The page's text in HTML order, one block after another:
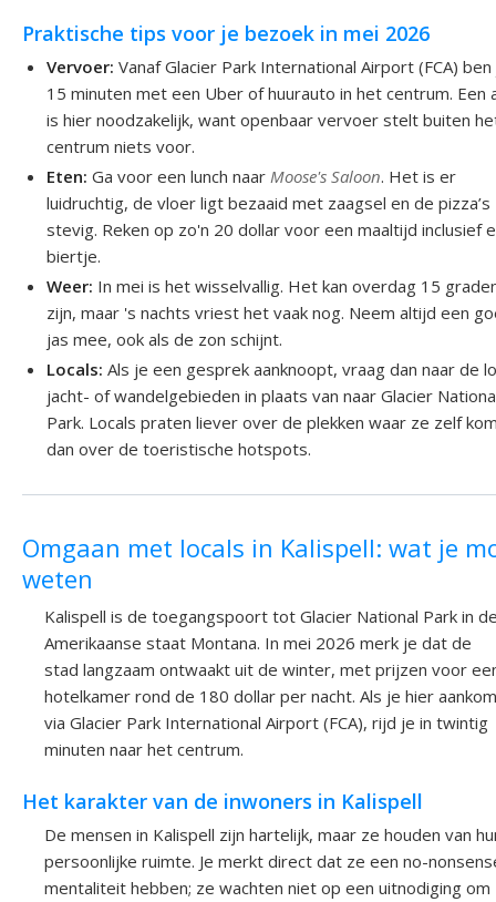
Praktische tips voor je bezoek in mei 2026
Vervoer: Vanaf Glacier Park International Airport (FCA)
15 minuten met een Uber of huurauto in het centrum. Een
is hier noodzakelijk, want openbaar vervoer stelt buiten
centrum niets voor.
Eten: Ga voor een lunch naar Moose's Saloon. Het is er
luidruchtig, de vloer ligt bezaaid met zaagsel en de pizza’s
stevig. Reken op zo'n 20 dollar voor een maaltijd inclusief
biertje.
Weer: In mei is het wisselvallig. Het kan overdag 15
zijn, maar 's nachts vriest het vaak nog. Neem altijd een
jas mee, ook als de zon schijnt.
Locals: Als je een gesprek aanknoopt, vraag dan naar de
jacht- of wandelgebieden in plaats van naar Glacier
Park. Locals praten liever over de plekken waar ze zelf
dan over de toeristische hotspots.
Omgaan met locals in Kalispell: wat je
weten
Kalispell is de toegangspoort tot Glacier National Park in
Amerikaanse staat Montana. In mei 2026 merk je dat de
stad langzaam ontwaakt uit de winter, met prijzen voor
hotelkamer rond de 180 dollar per nacht. Als je hier
via Glacier Park International Airport (FCA), rijd je in twintig
minuten naar het centrum.
Het karakter van de inwoners in Kalispell
De mensen in Kalispell zijn hartelijk, maar ze houden van
persoonlijke ruimte. Je merkt direct dat ze een no-
mentaliteit hebben; ze wachten niet op een uitnodiging om